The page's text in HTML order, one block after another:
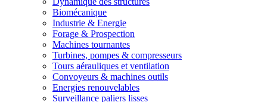
Biomécanique
Industrie & Energie
Forage & Prospection
Machines tournantes
Turbines, pompes & compresseurs
Tours aérauliques et ventilation
Convoyeurs & machines outils
Energies renouvelables
Surveillance paliers lisses